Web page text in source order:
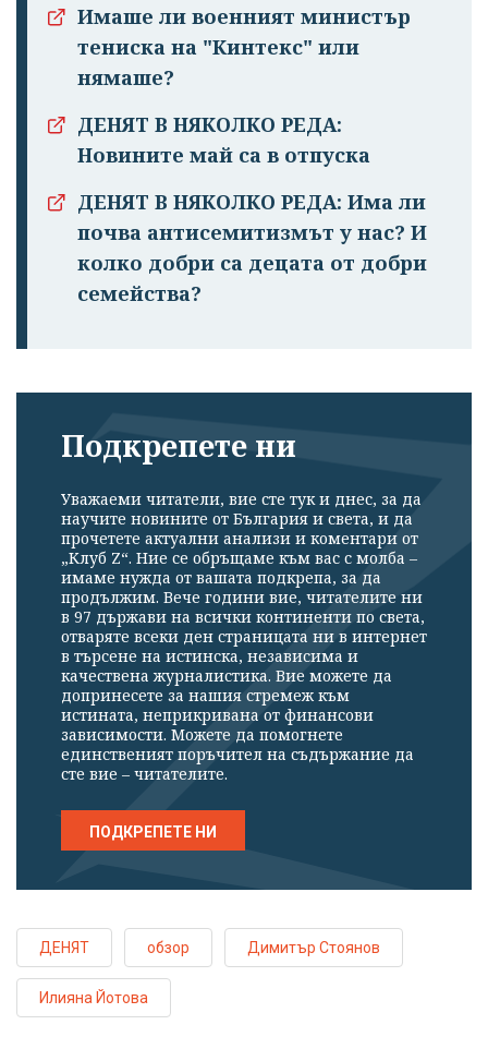
Имаше ли военният министър
тениска на "Кинтекс" или
нямаше?
ДЕНЯТ В НЯКОЛКО РЕДА:
Новините май са в отпуска
ДЕНЯТ В НЯКОЛКО РЕДА: Има ли
почва антисемитизмът у нас? И
колко добри са децата от добри
семейства?
Подкрепете ни
Уважаеми читатели, вие сте тук и днес, за да
научите новините от България и света, и да
прочетете актуални анализи и коментари от
„Клуб Z“. Ние се обръщаме към вас с молба –
имаме нужда от вашата подкрепа, за да
продължим. Вече години вие, читателите ни
в 97 държави на всички континенти по света,
отваряте всеки ден страницата ни в интернет
в търсене на истинска, независима и
качествена журналистика. Вие можете да
допринесете за нашия стремеж към
истината, неприкривана от финансови
зависимости. Можете да помогнете
единственият поръчител на съдържание да
сте вие – читателите.
ПОДКРЕПЕТЕ НИ
ДЕНЯТ обзор Димитър Стоянов
Илияна Йотова